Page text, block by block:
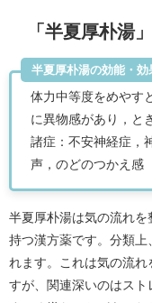
「半夏厚朴湯
半夏厚朴湯の効能・効
体力中等度をめやす
に異物感があり，と
諸症：不安神経症，
声，のどのつかえ感
半夏厚朴湯は気の流れ
持つ漢方薬です。分類上
れます。これは気の流
すが、関連深いのはスト